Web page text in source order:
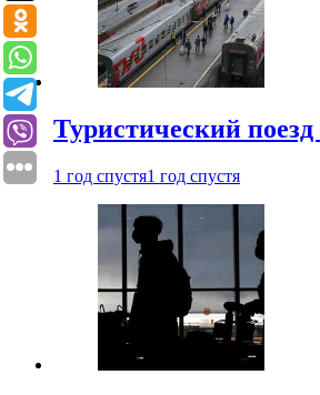
Туристический
1 год спустя1 год спустя